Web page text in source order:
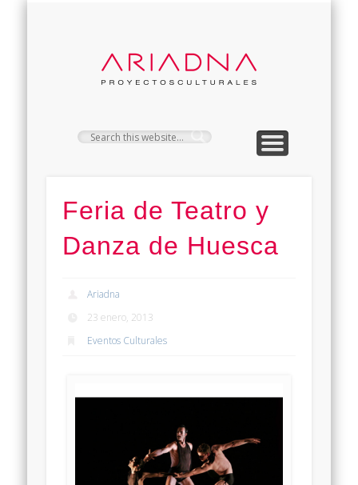
Feria de Teatro y
Danza de Huesca
Ariadna
23 enero, 2013
Eventos Culturales